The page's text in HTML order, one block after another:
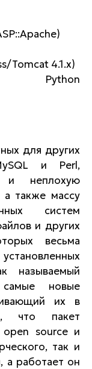
Tomcat 4.1.x)
Python
для других
и Perl,
и неплохую
также массу
систем
и других
весьма
называемый
самые новые
их в
что пакет
open source и
так и
а работает он